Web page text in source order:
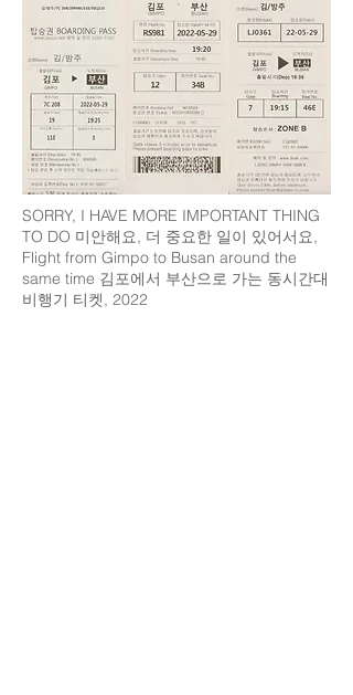
SORRY, I HAVE MORE IMPORTANT THING
TO DO 미안해요, 더 중요한 일이 있어서요,
Flight from Gimpo to Busan around the
same time 김포에서 부산으로 가는 동시간대
비행기 티켓, 2022